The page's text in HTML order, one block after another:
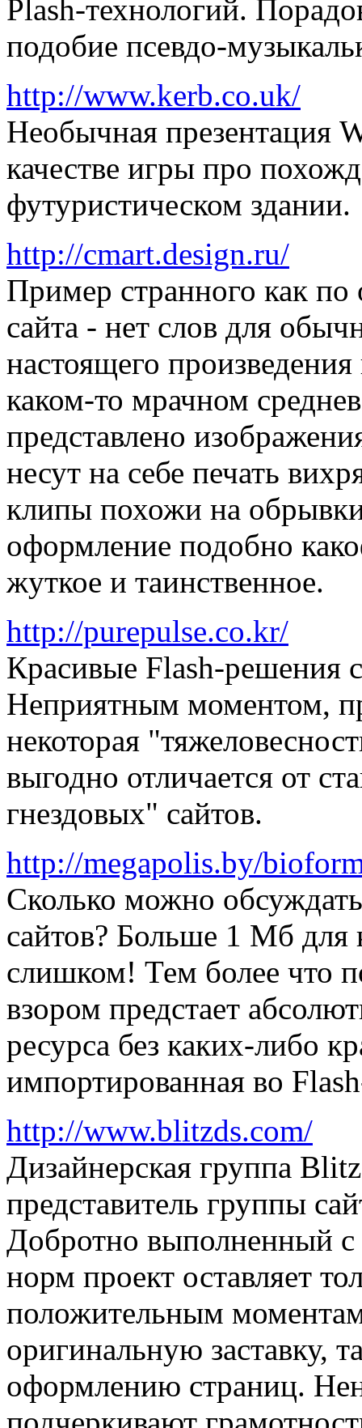
Plash-технологий.
подобие псевдо-
http://www.kerb.co.uk/
Необычная презентация
качестве игры про
футуристическом здании.
http://cmart.design.ru/
Пример странного как
сайта - нет слов для
настоящего
каком-то мрачном
представлено
несут на себе печать
клипы похожи на
оформление подобно
жуткое и таинственное.
http://purepulse.co.kr/
Красивые Flash-решения
Неприятным моментом,
некоторая
выгодно отличается от
гнездовых" сайтов.
http://megapolis.by/
Сколько можно
сайтов? Больше 1 Мб для
слишком! Тем более что
взором предстает
ресурса без каких-либо
импортированная во
http://www.blitzds.com/
Дизайнерская группа
представитель группы
Добротно выполненный
норм проект оставляет
положительным
оригинальную заставку,
оформлению страниц.